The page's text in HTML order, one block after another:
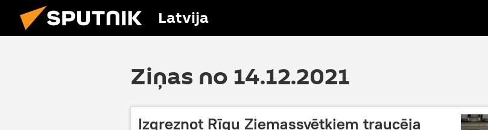
Latvija
Ziņas no 14.12.2021
Izgreznot Rīgu Ziemassvētkiem traucēja